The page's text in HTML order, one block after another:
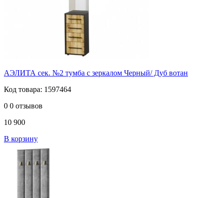
АЭЛИТА сек. №2 тумба с зеркалом Черный/ Дуб вотан
Код товара: 1597464
0 0 отзывов
10 900
В корзину